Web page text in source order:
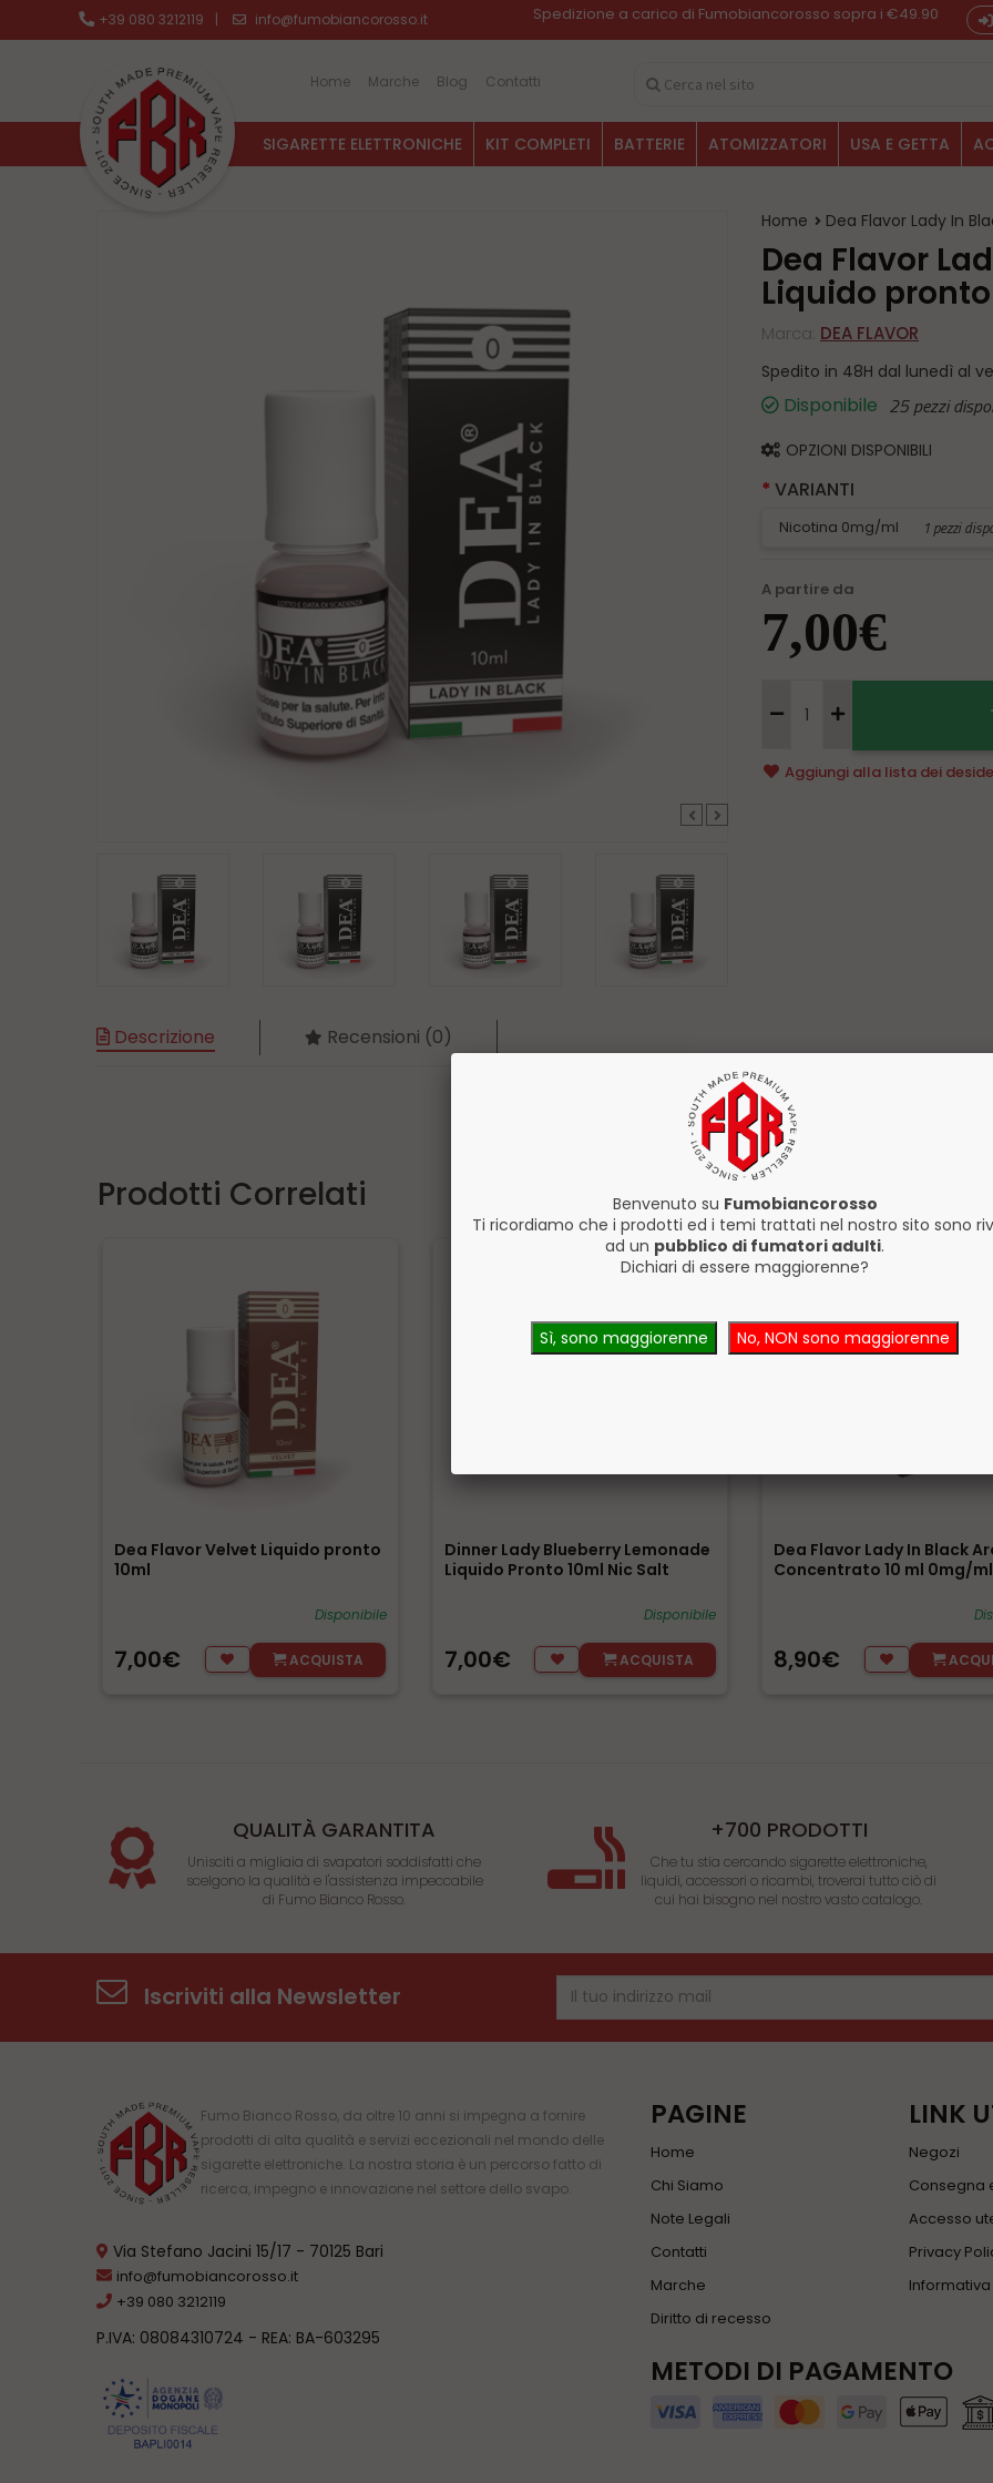
+39 080 3212119 | info@fumobiancorosso.it Spedizione a carico di Fumobiancorosso sopra i €49.90
Home Marche Blog Contatti
SIGARETTE ELETTRONICHE KIT COMPLETI BATTERIE ATOMIZZATORI USA E GETTA
Home Dea Flavor Lady In
Dea Flavor Lady In Black
Liquido
Marca: DEA FLAVOR
Spedito in 48H dal lunedì al
Disponibile 25 pezzi
OPZIONI DISPONIBILI
VARIANTI
Nicotina 0mg/ml 1 pezzi
A partire da
7,00€
Aggiungi allalista dei
Descrizione Recensioni (0)
Prodotti Correlati
Dea Flavor Velvet Liquido pronto
10ml
Disponibile
7,00€ ACQUISTA
Dinner Lady Blueberry Lemonade
Liquido Pronto 10ml Nic Salt
Disponibile
7,00€ ACQUISTA
Dea Flavor Lady In Black
Concentrato 10 ml 0mg/ml
8,90€
QUALITÀ GARANTITA
Unisciti a migliaia di svapatori soddisfatti che
scelgono la qualità e l'assistenza impeccabile
di Fumo Bianco Rosso.
+700 PRODOTTI
Che tu stia cercando sigarette elettroniche,
liquidi, accessori o ricambi, troverai tutto ciò di
cui hai bisogno nel nostro vasto catalogo.
Iscriviti alla Newsletter
Fumo Bianco Rosso, da oltre 10 anni si impegna a fornire
prodotti di alta qualità e servizi eccezionali nel mondo delle
sigarette elettroniche. La nostra storia è un percorso fatto di
ricerca, impegno e innovazione nel settore dello svapo.
Via Stefano Jacini 15/17 - 70125 Bari
info@fumobiancorosso.it
+39 080 3212119
P.IVA: 08084310724 - REA: BA-603295
PAGINE
Home
Chi Siamo
Note Legali
Contatti
Marche
Diritto di recesso
LINK
Negozi
Consegna
Accesso
Privacy
METODI DI PAGAMENTO
Benvenuto su Fumobiancorosso
Ti ricordiamo che i prodotti ed i temi trattati nel nostro sito sono
ad un pubblico di fumatori adulti.
Dichiari di essere maggiorenne?
Sì, sono maggiorenne No, NON sono maggiorenne